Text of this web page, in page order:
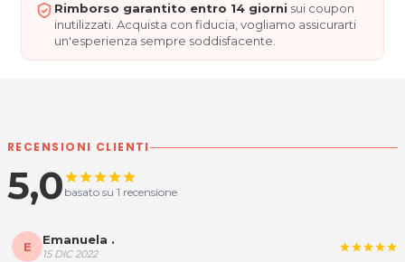
Rimborso garantito entro 14 giorni sui coupon
inutilizzati. Acquista con fiducia, vogliamo assicurarti
un'esperienza sempre soddisfacente.
RECENSIONI CLIENTI
5,0starstarstarstarstar
basato su 1 recensione
E Emanuela .
15 DIC 2022
starstarstarstarstar